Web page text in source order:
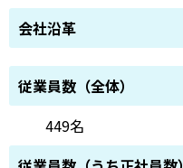
会社沿革
従業員数（全体）
449名